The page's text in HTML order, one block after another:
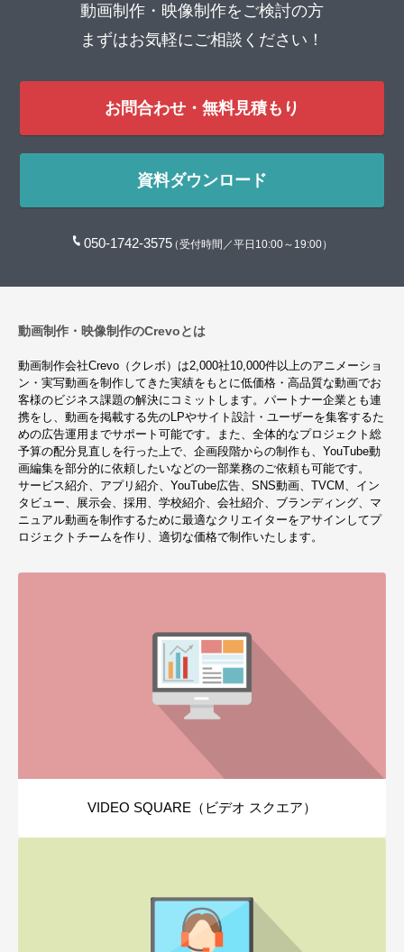
動画制作・映像制作をご検討の方
まずはお気軽にご相談ください！
お問合わせ・無料見積もり
資料ダウンロード
050-1742-3575（受付時間／平日10:00～19:00）
動画制作・映像制作のCrevoとは
動画制作会社Crevo（クレボ）は2,000社10,000件以上のアニメーショ
ン・実写動画を制作してきた実績をもとに低価格・高品質な動画でお
客様のビジネス課題の解決にコミットします。パートナー企業とも連
携をし、動画を掲載する先のLPやサイト設計・ユーザーを集客するた
めの広告運用までサポート可能です。また、全体的なプロジェクト総
予算の配分見直しを行った上で、企画段階からの制作も、YouTube動
画編集を部分的に依頼したいなどの一部業務のご依頼も可能です。
サービス紹介、アプリ紹介、YouTube広告、SNS動画、TVCM、イン
タビュー、展示会、採用、学校紹介、会社紹介、ブランディング、マ
ニュアル動画を制作するために最適なクリエイターをアサインしてプ
ロジェクトチームを作り、適切な価格で制作いたします。
VIDEO SQUARE（ビデオ スクエア）